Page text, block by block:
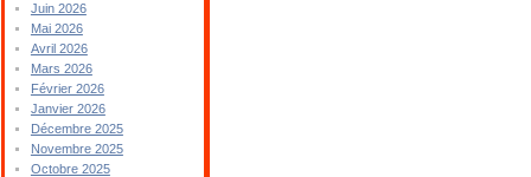
Juin 2026
Mai 2026
Avril 2026
Mars 2026
Février 2026
Janvier 2026
Décembre 2025
Novembre 2025
Octobre 2025